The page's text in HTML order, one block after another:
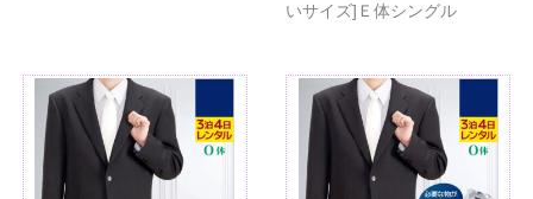
いサイズ]Ｅ体シングル